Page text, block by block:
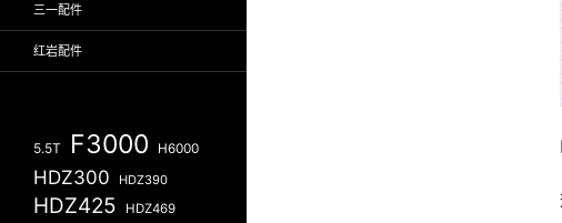
三一配件
红岩配件
5.5T F3000 H6000
HDZ300 HDZ390
HDZ425 HDZ469